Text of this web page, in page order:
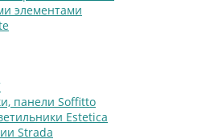
элементами
панели Soffitto
Estetica
Strada